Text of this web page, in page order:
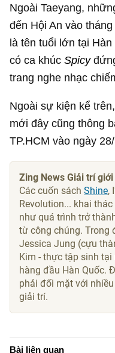
Ngoài Taeyang,
đến Hội An vào
là tên tuổi lớn tại
có ca khúcSpicy
trang nghe nhạc
Ngoài sự kiện kể
mới đây cũng thông
TP.HCM vào ngày
Zing News Giải trí
Các cuốn sáchShine,
Revolution... khai
như quá trình trở
từ công chúng. Trong
Jessica Jung (cựu
Kim - thực tập sinh
hàng đầu Hàn Quốc.
phải đối mặt với
giải trí.
Bài liên quan